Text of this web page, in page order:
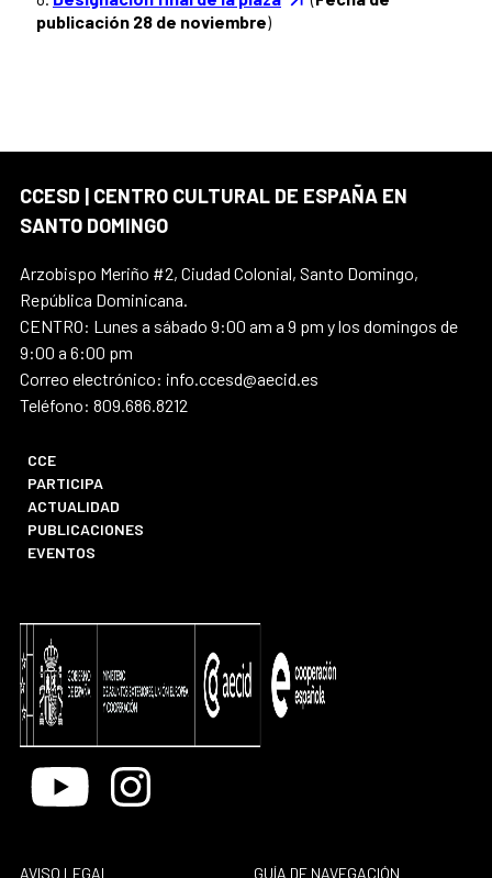
publicación 28 de noviembre)
CCESD | CENTRO CULTURAL DE ESPAÑA EN
SANTO DOMINGO
Arzobispo Meriño #2, Ciudad Colonial, Santo Domingo,
República Dominicana.
CENTRO: Lunes a sábado 9:00 am a 9 pm y los domingos de
9:00 a 6:00 pm
Correo electrónico: info.ccesd@aecid.es
Teléfono: 809.686.8212
CCE
PARTICIPA
ACTUALIDAD
PUBLICACIONES
EVENTOS
Youtube Instagram
AVISO LEGAL GUÍA DE NAVEGACIÓN